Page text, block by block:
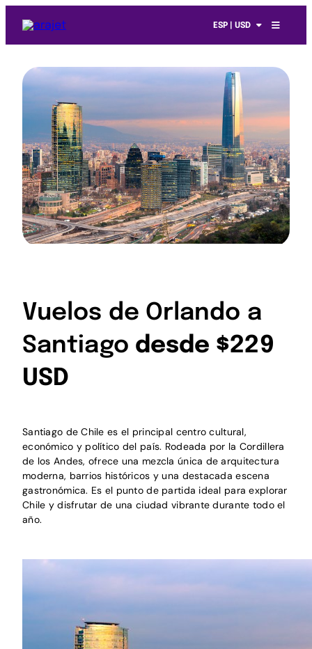
ESP | USD
Vuelos de Orlando a
Santiago desde $229
USD
Santiago de Chile es el principal centro cultural,
económico y político del país. Rodeada por la Cordillera
de los Andes, ofrece una mezcla única de arquitectura
moderna, barrios históricos y una destacada escena
gastronómica. Es el punto de partida ideal para explorar
Chile y disfrutar de una ciudad vibrante durante todo el
año.